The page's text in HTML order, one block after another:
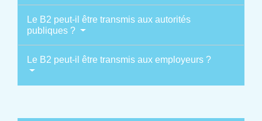
Le B2 peut-il être transmis aux autorités
publiques ?
Le B2 peut-il être transmis aux employeurs ?